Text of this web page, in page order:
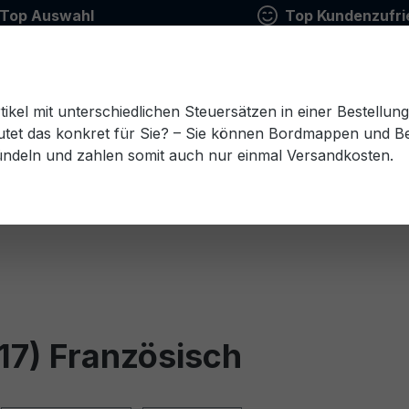
Top Auswahl Top
Estnisch Finnisch Französisch Griechisch
Französisch
mit unterschiedlichen Steuersätzen in einer
das konkret für Sie? – Sie können Bordmappen und
und zahlen somit auch nur einmal Versandkosten.